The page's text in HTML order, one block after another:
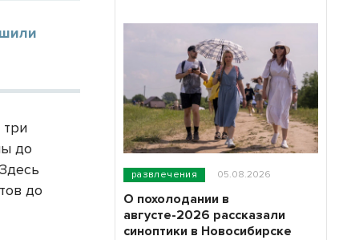
три
до
до
развлечения 05.08.2026
О похолодании в
августе-2026 рассказали
синоптики в Новосибирске